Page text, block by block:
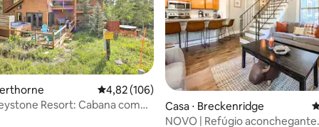
de 5, 230 avaliações
4,82 de uma avaliação média de 5, 106
4,82 (106)
Resort: Cabana com
Casa ⋅ Breckenridge
NOVO | Refúgio aconchegante